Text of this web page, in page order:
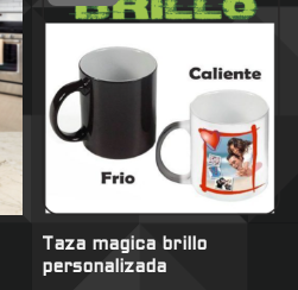
Taza magica brillo
personalizada